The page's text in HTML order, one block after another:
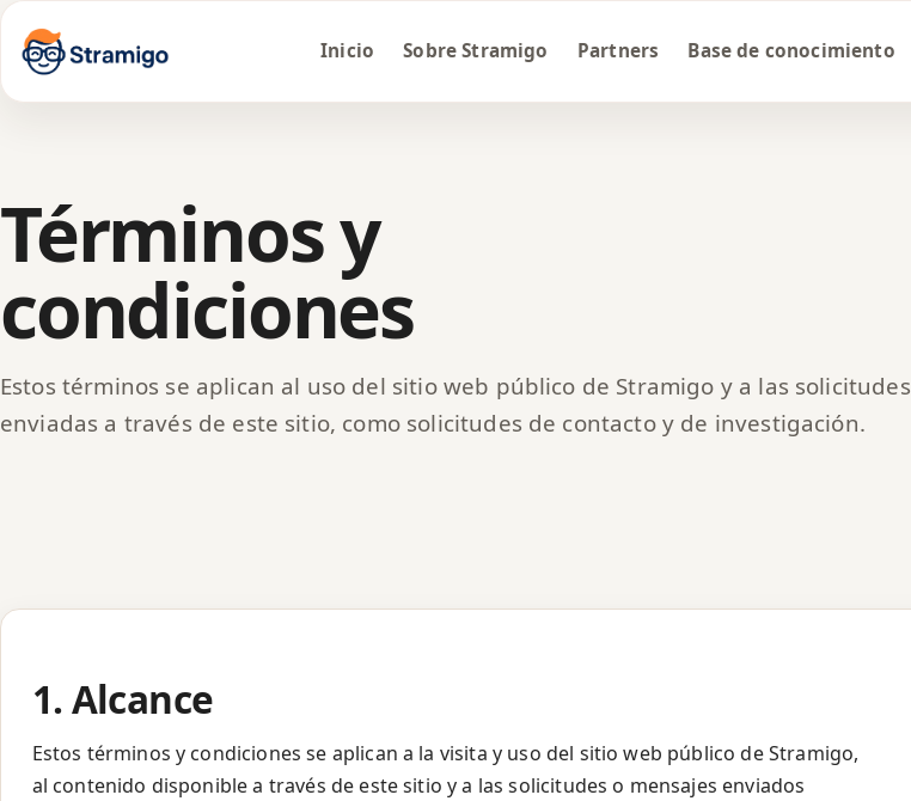
Inicio Sobre Stramigo Partners Base de conocimiento
Términos y
condiciones
Estos términos se aplican al uso del sitio web público de Stramigo y a las solicitudes
enviadas a través de este sitio, como solicitudes de contacto y de investigación.
1. Alcance
Estos términos y condiciones se aplican a la visita y uso del sitio web público de Stramigo,
al contenido disponible a través de este sitio y a las solicitudes o mensajes enviados